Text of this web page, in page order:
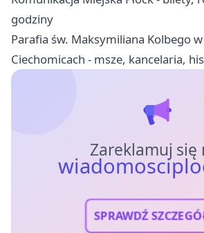
godziny
Parafia św. Maksymiliana Kolbego w
Ciechomicach - msze, kancelaria,
Zareklamuj się
SPRAWDŹ